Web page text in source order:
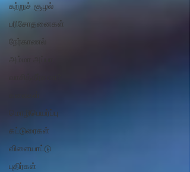
சுற்றுச் சூழல்
பரிசோதனைகள்
நேர்காணல்
அம்மா அப்பா
மொழிபெயர்ப்பு
கட்டுரைகள்
விளையாட்டு
புதிர்கள்